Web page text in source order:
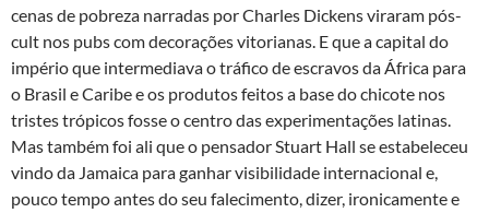
cenas de pobreza narradas por Charles Dickens viraram pós-
cult nos pubs com decorações vitorianas. E que a capital do
império que intermediava o tráfico de escravos da África para
o Brasil e Caribe e os produtos feitos a base do chicote nos
tristes trópicos fosse o centro das experimentações latinas.
Mas também foi ali que o pensador Stuart Hall se estabeleceu
vindo da Jamaica para ganhar visibilidade internacional e,
pouco tempo antes do seu falecimento, dizer, ironicamente e